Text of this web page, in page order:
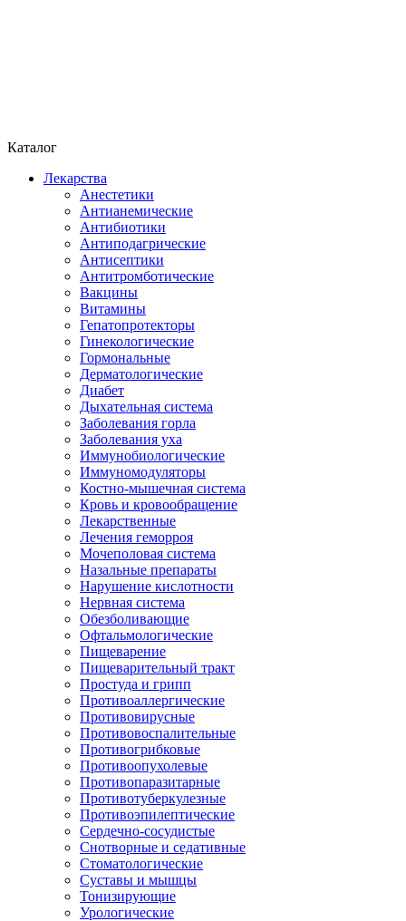
Каталог
Лекарства
Анестетики
Антианемические
Антибиотики
Антиподагрические
Антисептики
Антитромботические
Вакцины
Витамины
Гепатопротекторы
Гинекологические
Гормональные
Дерматологические
Диабет
Дыхательная система
Заболевания горла
Заболевания уха
Иммунобиологические
Иммуномодуляторы
Костно-мышечная система
Кровь и кровообращение
Лекарственные
Лечения геморроя
Мочеполовая система
Назальные препараты
Нарушение кислотности
Нервная система
Обезболивающие
Офтальмологические
Пищеварение
Пищеварительный тракт
Простуда и грипп
Противоаллергические
Противовирусные
Противовоспалительные
Противогрибковые
Противоопухолевые
Противопаразитарные
Противотуберкулезные
Противоэпилептические
Сердечно-сосудистые
Снотворные и седативные
Стоматологические
Суставы и мышцы
Тонизирующие
Урологические